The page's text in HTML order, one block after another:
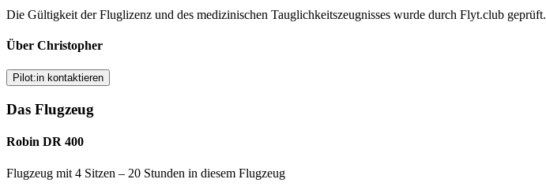
Die Gültigkeit der Fluglizenz und des medizinischen Tauglichkeitszeugnisses wurde durch Flyt.club geprüft.
Über Christopher
Pilot:in kontaktieren
Das Flugzeug
Robin DR 400
Flugzeug mit 4 Sitzen – 20 Stunden in diesem Flugzeug